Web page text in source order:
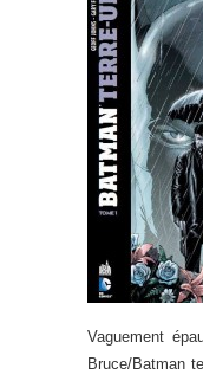
Vaguement
Bruce/Batman